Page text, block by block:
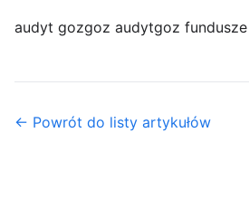
audyt gozgoz audytgoz
← Powrót do listy artykułów